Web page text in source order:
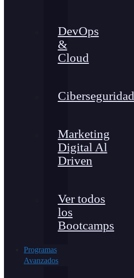
DevOps
&
Cloud
Ciberseguridad
Marketing
Digital Al
Driven
Ver todos
los
Bootcamps
Programas
Avanzados